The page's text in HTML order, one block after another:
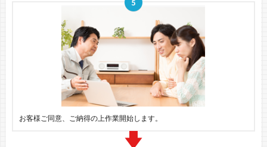
お客様ご同意、ご納得の上作業開始します。